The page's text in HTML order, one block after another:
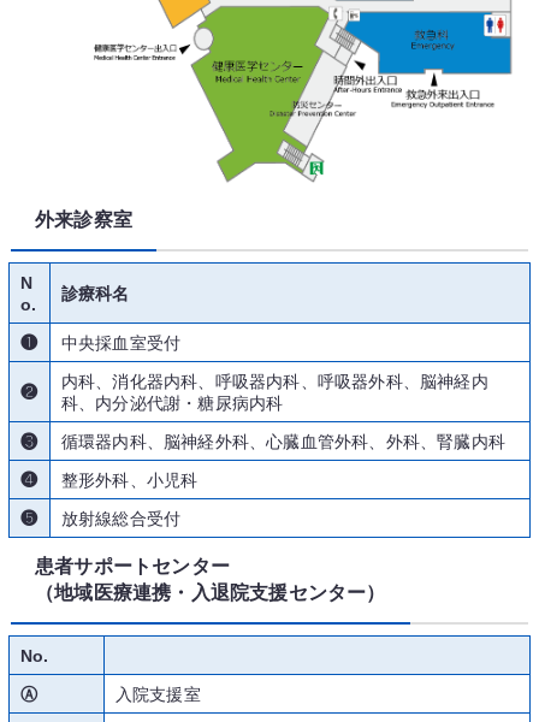
外来診察室
N
o.
診療科名
❶ 中央採血室受付
❷
内科、消化器内科、呼吸器内科、呼吸器外科、脳神経内
科、内分泌代謝・糖尿病内科
❸
循環器内科、脳神経外科、心臓血管外科、外科、腎臓内科
❹
整形外科、小児科
❺
放射線総合受付
患者サポートセンター
（地域医療連携・入退院支援センター）
No.
Ⓐ
入院支援室